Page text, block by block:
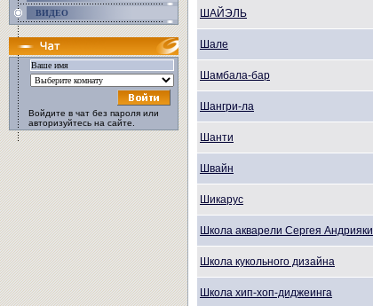
ВИДЕО
Войдите в чат без пароля или
авторизуйтесь на сайте.
ШАЙЭЛЬ
Шале
Шамбала-бар
Шангри-ла
Шанти
Швайн
Шикарус
Школа акварели Сергея Андрияки
Школа кукольного дизайна
Школа хип-хоп-диджеинга